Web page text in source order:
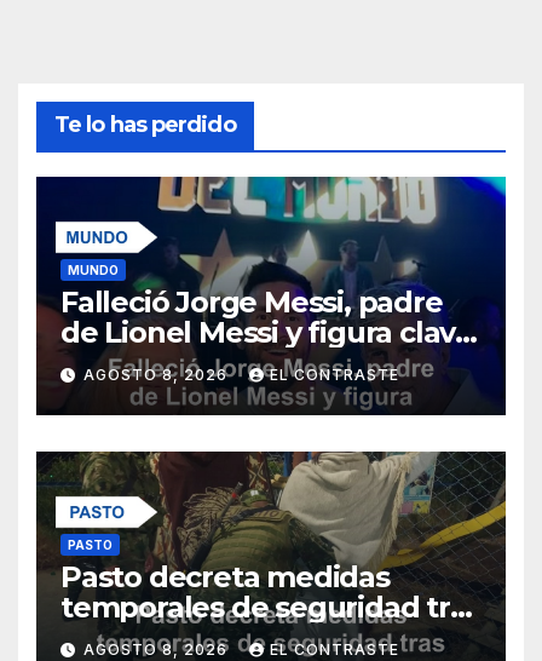
Te lo has perdido
MUNDO
Falleció Jorge Messi, padre
de Lionel Messi y figura clave
en su carrera
AGOSTO 8, 2026 EL CONTRASTE
PASTO
Pasto decreta medidas
temporales de seguridad tras
ataque explosivo a la Policía
AGOSTO 8, 2026 EL CONTRASTE